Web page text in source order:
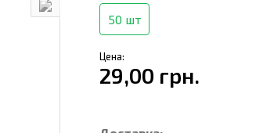
50 шт
Цена:
29,00 грн.